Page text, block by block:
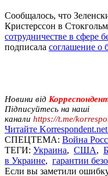
Сообщалось, что
Кристерссон в
сотрудничестве в сфере
подписала соглашение о
Новини від
Підписуйтесь на наші
канали https://t.me/
Читайте
СПЕЦТЕМА: Война
ТЕГИ: Украина, США,
в Украине, гарантии
Если вы заметили